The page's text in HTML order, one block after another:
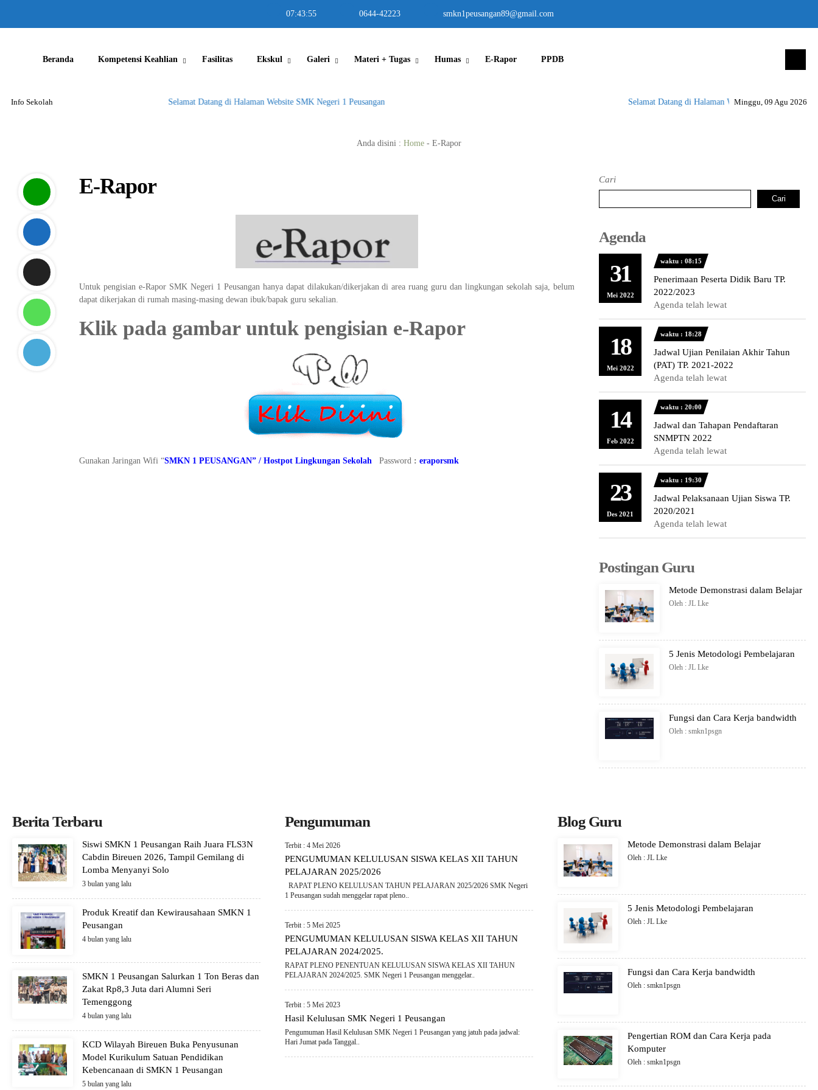
07:43:55 0644-42223 smkn1peusangan89@gmail.com
Beranda Kompetensi Keahlian Fasilitas Ekskul Galeri Materi + Tugas Humas E-Rapor PPDB
Info Sekolah Minggu, 09 Agu 2026
Selamat Datang di Halaman Website SMK Negeri 1
Selamat Datang di Halaman Website SMK Negeri 1 Peusangan
Anda disini : Home - E-Rapor
E-Rapor
Untuk pengisian e-Rapor SMK Negeri 1 Peusangan hanya dapat dilakukan/dikerjakan di area ruang guru dan lingkungan sekolah saja, belum
dapat dikerjakan di rumah masing-masing dewan ibuk/bapak guru sekalian.
Klik pada gambar untuk pengisian e-Rapor
Gunakan Jaringan Wifi “SMKN 1 PEUSANGAN” / Hostpot Lingkungan Sekolah Password : eraporsmk
Cari
Cari
Agenda
31
Mei 2022
waktu : 08:15
Penerimaan Peserta Didik Baru TP.
2022/2023
Agenda telah lewat
18
Mei 2022
waktu : 18:28
Jadwal Ujian Penilaian Akhir Tahun
(PAT) TP. 2021-2022
Agenda telah lewat
14
Feb 2022
waktu : 20:00
Jadwal dan Tahapan Pendaftaran
SNMPTN 2022
Agenda telah lewat
23
Des 2021
waktu : 19:30
Jadwal Pelaksanaan Ujian Siswa TP.
2020/2021
Agenda telah lewat
Postingan Guru
Metode Demonstrasi dalam Belajar
Oleh : JL Lke
5 Jenis Metodologi Pembelajaran
Oleh : JL Lke
Fungsi dan Cara Kerja bandwidth
Oleh : smkn1psgn
Berita Terbaru
Siswi SMKN 1 Peusangan Raih Juara FLS3N
Cabdin Bireuen 2026, Tampil Gemilang di
Lomba Menyanyi Solo
3 bulan yang lalu
Produk Kreatif dan Kewirausahaan SMKN 1
Peusangan
4 bulan yang lalu
SMKN 1 Peusangan Salurkan 1 Ton Beras dan
Zakat Rp8,3 Juta dari Alumni Seri
Temenggong
4 bulan yang lalu
KCD Wilayah Bireuen Buka Penyusunan
Model Kurikulum Satuan Pendidikan
Kebencanaan di SMKN 1 Peusangan
5 bulan yang lalu
Pengumuman
Terbit : 4 Mei 2026
PENGUMUMAN KELULUSAN SISWA KELAS XII TAHUN
PELAJARAN 2025/2026
RAPAT PLENO KELULUSAN TAHUN PELAJARAN 2025/2026 SMK Negeri
1 Peusangan sudah menggelar rapat pleno..
Terbit : 5 Mei 2025
PENGUMUMAN KELULUSAN SISWA KELAS XII TAHUN
PELAJARAN 2024/2025.
RAPAT PLENO PENENTUAN KELULUSAN SISWA KELAS XII TAHUN
PELAJARAN 2024/2025. SMK Negeri 1 Peusangan menggelar..
Terbit : 5 Mei 2023
Hasil Kelulusan SMK Negeri 1 Peusangan
Pengumuman Hasil Kelulusan SMK Negeri 1 Peusangan yang jatuh pada jadwal:
Hari Jumat pada Tanggal..
Blog Guru
Metode Demonstrasi dalam Belajar
Oleh : JL Lke
5 Jenis Metodologi Pembelajaran
Oleh : JL Lke
Fungsi dan Cara Kerja bandwidth
Oleh : smkn1psgn
Pengertian ROM dan Cara Kerja pada
Komputer
Oleh : smkn1psgn